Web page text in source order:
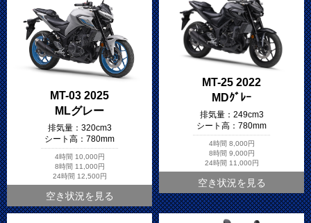
MT-03 2025
MLグレー
排気量： 320cm3
シート高： 780mm
4時間 10,000円
8時間 11,000円
24時間 12,500円
空き状況を見る
MT-25 2022
MDｸﾞﾚｰ
排気量： 249cm3
シート高： 780mm
4時間 8,000円
8時間 9,000円
24時間 11,000円
空き状況を見る